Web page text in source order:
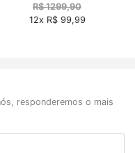
R$ 1299,90
12x R$ 99,99
responderemos o mais